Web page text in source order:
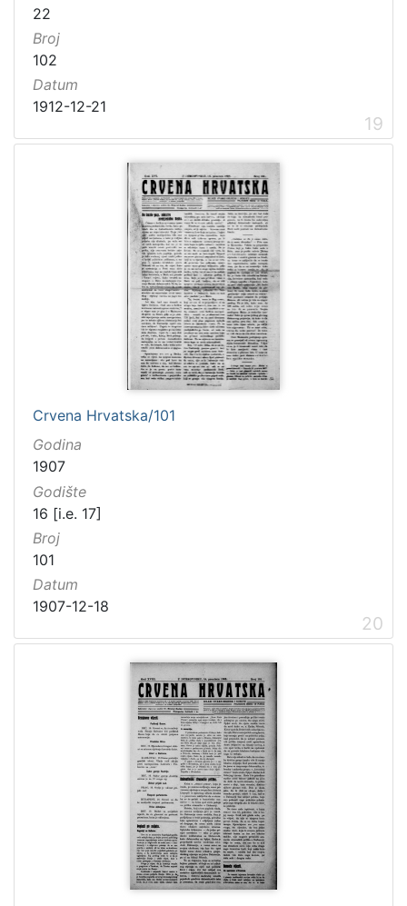
22
Broj
102
Datum
1912-12-21
19
Crvena Hrvatska/101
Godina
1907
Godište
16 [i.e. 17]
Broj
101
Datum
1907-12-18
20